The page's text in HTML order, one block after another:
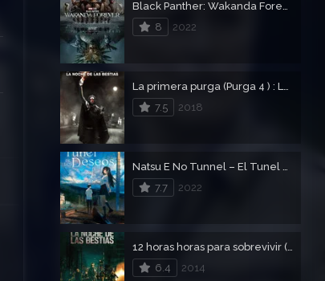
8
2022
7.5
2018
7.7
2022
6.4
2014